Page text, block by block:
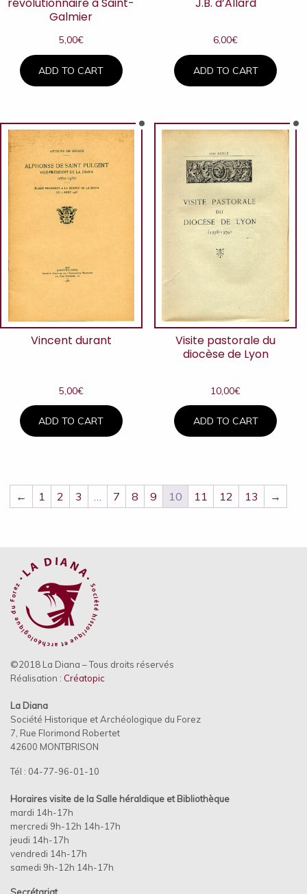
révolutionnaire à Saint-
Galmier
5,00€
ADD TO CART
J.B. d’Allard
6,00€
ADD TO CART
Vincent durant
5,00€
ADD TO CART
Visite pastorale du
diocèse de Lyon
10,00€
ADD TO CART
← 1 2 3 7 8 9 10 11 12 13 →
©2018 La Diana – Tous droits réservés
Réalisation : Créatopic
La Diana
Société Historique et Archéologique du Forez
7, Rue Florimond Robertet
42600 MONTBRISON
Tél : 04-77-96-01-10
Horaires visite de la Salle héraldique etBibliothèque
mardi 14h-17h
mercredi 9h-12h 14h-17h
jeudi 14h-17h
vendredi 14h-17h
samedi 9h-12h 14h-17h
Secrétariat